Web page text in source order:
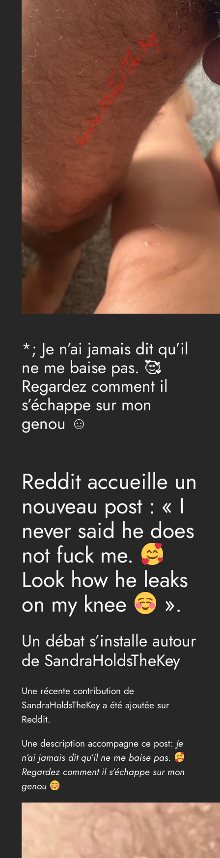
*; Je n’ai jamais dit qu’il
ne me baise pas. 🥰
Regardez comment il
s’échappe sur mon
genou ☺️
Reddit accueille un
nouveau post : « I
never said he does
not fuck me.
Look how he leaks
on my knee ».
Un débat s’installe autour
de SandraHoldsTheKey
Une récente contribution de
SandraHoldsTheKey a été ajoutée sur
Reddit.
Une description accompagne ce post: Je
n’ai jamais dit qu’il ne me baise pas.
Regardez comment il s’échappe sur mon
genou